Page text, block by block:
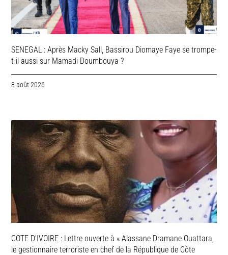
SENEGAL : Après Macky Sall, Bassirou Diomaye Faye se trompe-
t-il aussi sur Mamadi Doumbouya ?
8 août 2026
COTE D’IVOIRE : Lettre ouverte à « Alassane Dramane Ouattara,
le gestionnaire terroriste en chef de la République de Côte